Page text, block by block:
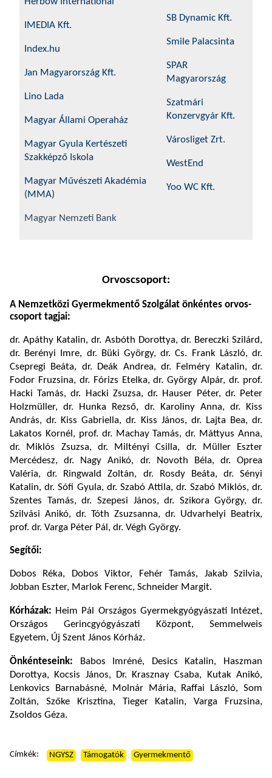
IMEDIA Kft.
Index.hu
Jan Magyarország Kft.
Lino Lada
Magyar Állami Operaház
Magyar Gyula Kertészeti
Szakképző Iskola
Magyar Művészeti Akadémia
(MMA)
Magyar Nemzeti Bank
SB Dynamic Kft.
Smile Palacsinta
SPAR
Magyarország
Szatmári
Konzervgyár Kft.
Városliget Zrt.
WestEnd
Yoo WC Kft.
Orvoscsoport:
A Nemzetközi Gyermekmentő Szolgálat önkéntes orvos-
csoport tagjai:
dr. Apáthy Katalin, dr. Asbóth Dorottya, dr. Bereczki Szilárd,
dr. Berényi Imre, dr. Büki György, dr. Cs. Frank László, dr.
Csepregi Beáta, dr. Deák Andrea, dr. Felméry Katalin, dr.
Fodor Fruzsina, dr. Fórizs Etelka, dr. György Alpár, dr. prof.
Hacki Tamás, dr. Hacki Zsuzsa, dr. Hauser Péter, dr. Peter
Holzmüller, dr. Hunka Rezső, dr. Karoliny Anna, dr. Kiss
András, dr. Kiss Gabriella, dr. Kiss János, dr. Lajta Bea, dr.
Lakatos Kornél, prof. dr. Machay Tamás, dr. Máttyus Anna,
dr. Miklós Zsuzsa, dr. Miltényi Csilla, dr. Müller Eszter
Mercédesz, dr. Nagy Anikó, dr. Novoth Béla, dr. Oprea
Valéria, dr. Ringwald Zoltán, dr. Rosdy Beáta, dr. Sényi
Katalin, dr. Sófi Gyula, dr. Szabó Attila, dr. Szabó Miklós, dr.
Szentes Tamás, dr. Szepesi János, dr. Szikora György, dr.
Szilvási Anikó, dr. Tóth Zsuzsanna, dr. Udvarhelyi Beatrix,
prof. dr. Varga Péter Pál, dr. Végh György.
Segítői:
Dobos Réka, Dobos Viktor, Fehér Tamás, Jakab Szilvia,
Jobban Eszter, Marlok Ferenc, Schneider Margit.
Kórházak: Heim Pál Országos Gyermekgyógyászati Intézet,
Országos Gerincgyógyászati Központ, Semmelweis
Egyetem, Új Szent János Kórház.
Önkénteseink: Babos Imréné, Desics Katalin, Haszman
Dorottya, Kocsis János, Dr. Krasznay Csaba, Kutak Anikó,
Lenkovics Barnabásné, Molnár Mária, Raffai László, Som
Zoltán, Szőke Krisztina, Tieger Katalin, Varga Fruzsina,
Zsoldos Géza.
Címkék: NGYSZ Támogatók Gyermekmentő